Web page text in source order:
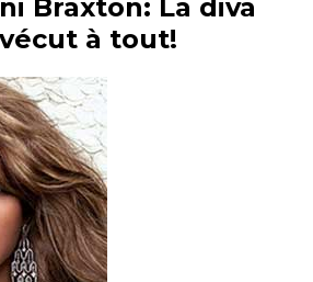
Braxton: La diva
à tout!